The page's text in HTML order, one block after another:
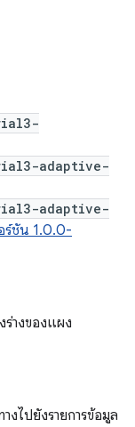
adaptive-
adaptive-
ร์ชัน 1.0.0-
างของแผง
ไปยังรายการข้อมูล